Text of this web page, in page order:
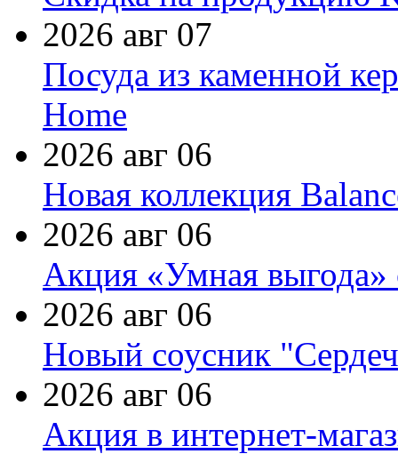
2026 авг 07
Посуда из каменной
Home
2026 авг 06
Новая коллекция
2026 авг 06
Акция «Умная выгода»
2026 авг 06
Новый соусник
2026 авг 06
Акция в интернет-